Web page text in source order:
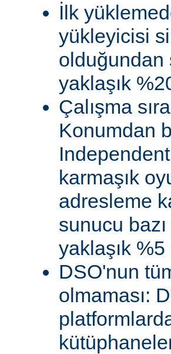
İlk
yükleyicisi
olduğundan
yaklaşık
Çalışma
Konumdan
karmaşık
adresleme
sunucu
yaklaşık
DSO'nun
olmaması: